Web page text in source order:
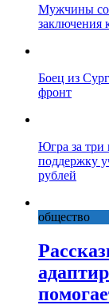
Мужчины со
заключения
Боец из
фронт
Югра за три
поддержку
рублей
общество